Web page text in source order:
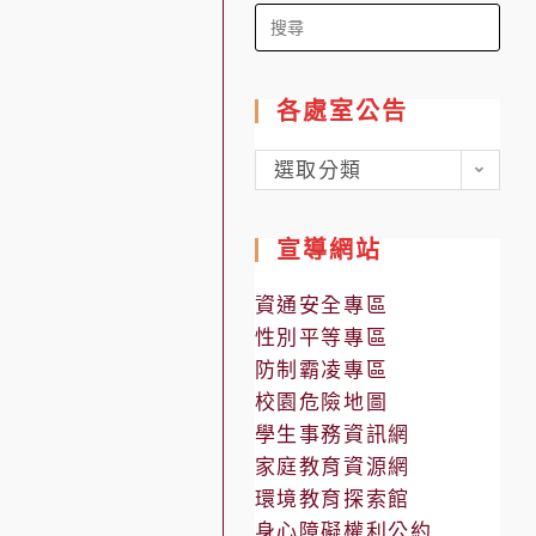
Search
for:
各處室公告
各
處
公
告
選取分類
宣導網站
資通安全專區
性別平等專區
防制霸凌專區
校園危險地圖
學生事務資訊網
家庭教育資源網
環境教育探索館
身心障礙權利公約